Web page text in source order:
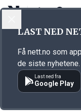
Annonsørinnhold
LAST NED
Få nett.no som
de siste nyhetene.
Last ned fra
Google Play